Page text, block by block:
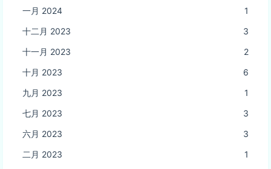
一月 2024
1
十二月 2023
3
十一月 2023
2
十月 2023
6
九月 2023
1
七月 2023
3
六月 2023
3
二月 2023
1